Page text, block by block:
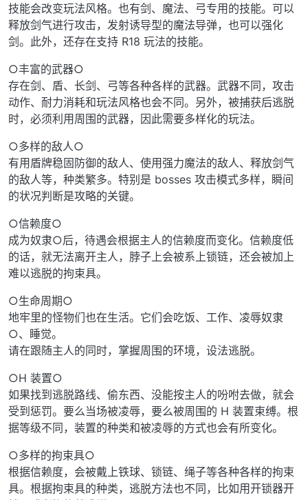
技能会改变玩法风格。也有剑、魔法、弓专用的技能。可以
释放剑气进行攻击，发射诱导型的魔法导弹，也可以强化
剑。此外，还存在支持 R18 玩法的技能。
○丰富的武器○
存在剑、盾、长剑、弓等各种各样的武器。武器不同，攻击
动作、耐力消耗和玩法风格也会不同。另外，被捕获后逃脱
时，必须利用周围的武器，因此需要多样化的玩法。
○多样的敌人○
有用盾牌稳固防御的敌人、使用强力魔法的敌人、释放剑气
的敌人等，种类繁多。特别是 bosses 攻击模式多样，瞬间
的状况判断是攻略的关键。
○信赖度○
成为奴隶○后，待遇会根据主人的信赖度而变化。信赖度低
的话，就无法离开主人，脖子上会被系上锁链，还会被加上
难以逃脱的拘束具。
○生命周期○
地牢里的怪物们也在生活。它们会吃饭、工作、凌辱奴隶
○、睡觉。
请在跟随主人的同时，掌握周围的环境，设法逃脱。
○H 装置○
如果找到逃脱路线、偷东西、没能按主人的吩咐去做，就会
受到惩罚。要么当场被凌辱，要么被周围的 H 装置束缚。根
据等级不同，装置的种类和被凌辱的方式也会有所变化。
○多样的拘束具○
根据信赖度，会被戴上铁球、锁链、绳子等各种各样的拘束
具。根据拘束具的种类，逃脱方法也不同，比如用开锁器开